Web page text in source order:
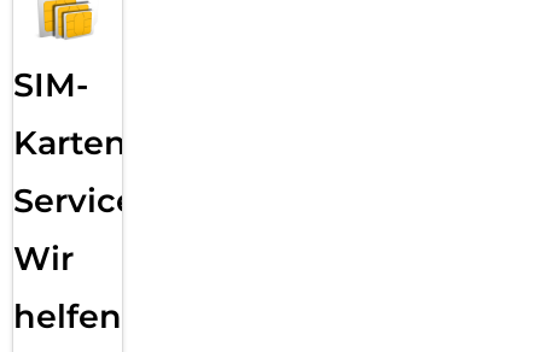
SIM-
Karten
Service:
Wir
helfen